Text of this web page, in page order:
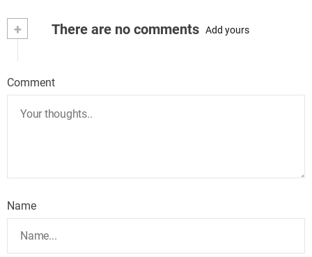
+ There are no comments Add yours
Comment
Name